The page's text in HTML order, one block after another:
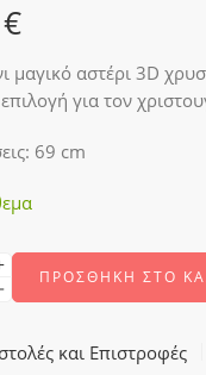
€
μαγικό αστέρι 3D
για τον
69 cm
ΠΡΟΣΘΉΚΗ ΣΤΟ
και Επιστροφές